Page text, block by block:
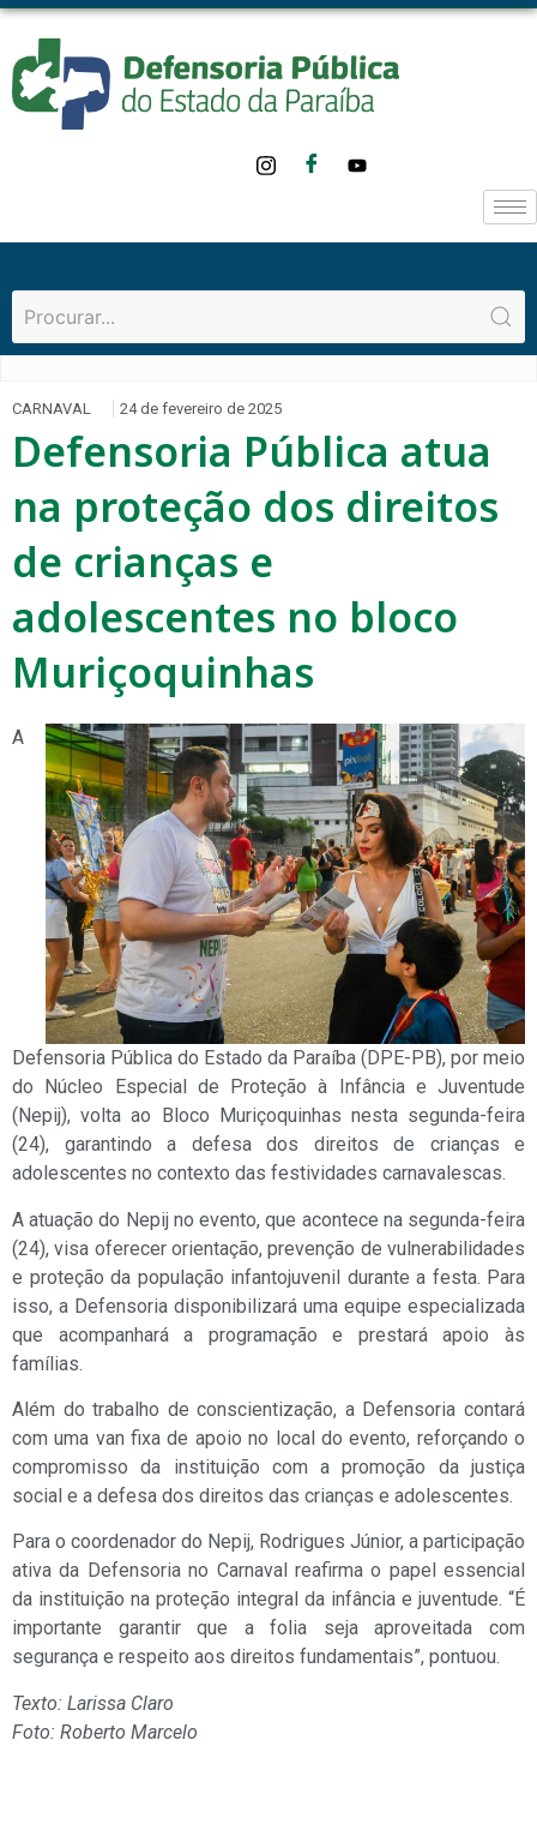
CARNAVAL 24 de fevereiro de 2025
Defensoria Pública atua
na proteção dos direitos
de crianças e
adolescentes no bloco
Muriçoquinhas
A
Defensoria Pública do Estado da Paraíba (DPE-PB), por meio
do Núcleo Especial de Proteção à Infância e Juventude
(Nepij), volta ao Bloco Muriçoquinhas nesta segunda-feira
(24), garantindo a defesa dos direitos de crianças e
adolescentes no contexto das festividades carnavalescas.
A atuação do Nepij no evento, que acontece na segunda-feira
(24), visa oferecer orientação, prevenção de vulnerabilidades
e proteção da população infantojuvenil durante a festa. Para
isso, a Defensoria disponibilizará uma equipe especializada
que acompanhará a programação e prestará apoio às
famílias.
Além do trabalho de conscientização, a Defensoria contará
com uma van fixa de apoio no local do evento, reforçando o
compromisso da instituição com a promoção da justiça
social e a defesa dos direitos das crianças e adolescentes.
Para o coordenador do Nepij, Rodrigues Júnior, a participação
ativa da Defensoria no Carnaval reafirma o papel essencial
da instituição na proteção integral da infância e juventude. “É
importante garantir que a folia seja aproveitada com
segurança e respeito aos direitos fundamentais”, pontuou.
Texto: Larissa Claro
Foto: Roberto Marcelo